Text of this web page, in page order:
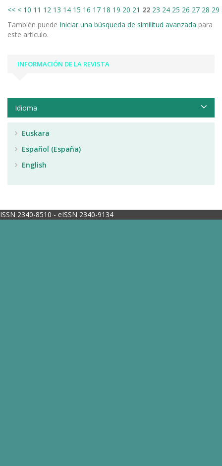
<< < 10 11 12 13 14 15 16 17 18 19 20 21 22 23 24 25 26 27 28 29
También puede Iniciar una búsqueda de similitud avanzada para
este artículo.
INFORMACIÓN DE LA REVISTA
Idioma
Euskara
Español (España)
English
ISSN 2340-8510 - eISSN 2340-9134